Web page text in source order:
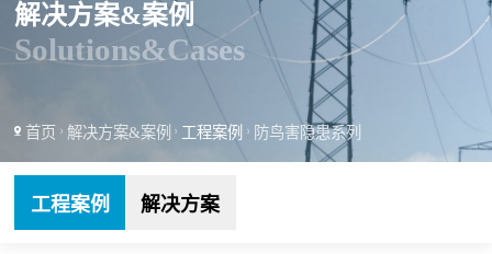
解决方案&案例
Solutions&Cases
首页 解决方案&案例 工程案例 防鸟害隐患系列
工程案例 解决方案